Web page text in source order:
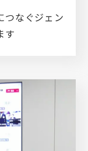
つなぐジェン
す